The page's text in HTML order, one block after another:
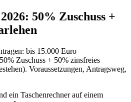
50% Zuschuss +
bis 15.000 Euro
Zuschuss + 50% zinsfreies
Voraussetzungen, Antragsweg,